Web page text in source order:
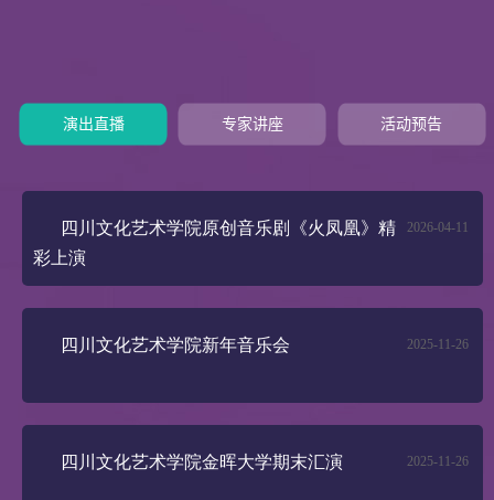
演出直播 专家讲座 活动预告